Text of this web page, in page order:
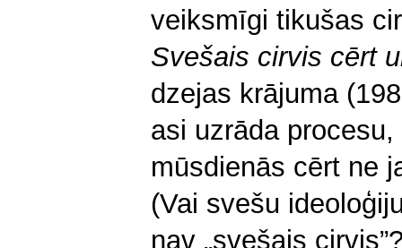
veiksmīgi tikušas
Svešais cirvis cērt
dzejas krājuma
asi uzrāda
mūsdienās cērt ne
(Vai svešu
nav „svešais